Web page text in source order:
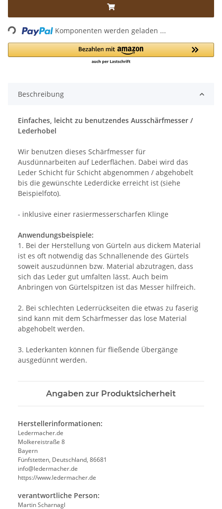
Loading... Komponenten werden geladen ...
Beschreibung
Einfaches, leicht zu benutzendes Ausschärfmesser /
Lederhobel
Wir benutzen dieses Schärfmesser für
Ausdünnarbeiten auf Lederflächen. Dabei wird das
Leder Schicht für Schicht abgenommen / abgehobelt
bis die gewünschte Lederdicke erreicht ist (siehe
Beispielfoto).
- inklusive einer rasiermesserscharfen Klinge
Anwendungsbeispiele:
1. Bei der Herstellung von Gürteln aus dickem Material
ist es oft notwendig das Schnallenende des Gürtels
soweit auszudünnen bzw. Material abzutragen, dass
sich das Leder gut umfalten lässt. Auch beim
Anbringen von Gürtelspitzen ist das Messer hilfreich.
2. Bei schlechten Lederrückseiten die etwas zu faserig
sind kann mit dem Schärfmesser das lose Material
abgehobelt werden.
3. Lederkanten können für fließende Übergänge
ausgedünnt werden.
Angaben zur Produktsicherheit
Herstellerinformationen:
Ledermacher.de
Molkereistraße 8
Bayern
Fünfstetten, Deutschland, 86681
info@ledermacher.de
https://www.ledermacher.de
verantwortliche Person:
Martin Scharnagl